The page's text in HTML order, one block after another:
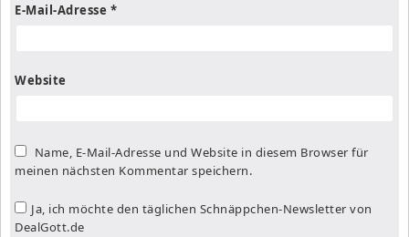
E-Mail-Adresse *
Website
Name, E-Mail-Adresse und Website in diesem Browser für
meinen nächsten Kommentar speichern.
Ja, ich möchte den täglichen Schnäppchen-Newsletter von
DealGott.de